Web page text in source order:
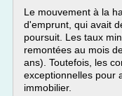
Le mouvement à la
d'emprunt, qui avait
poursuit. Les taux
remontées au mois
ans). Toutefois, les
exceptionnelles pour
immobilier.